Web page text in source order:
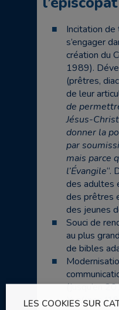
Incitation de
s’engager
création du
1989).
(prêtres,
de leur
de
Jésus-
donner la
par
mais parce
l’Évangile“.
des adultes
des prêtres
des jeunes
Souci de
au plus
de bibles
(jusqu’en
Yvelines
LES COOKIES SUR